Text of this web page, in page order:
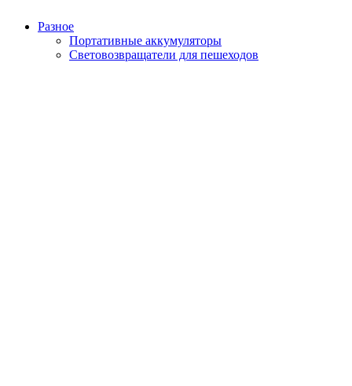
Разное
Портативные аккумуляторы
Световозвращатели для пешеходов